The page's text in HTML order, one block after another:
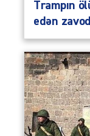
Trampın
edən